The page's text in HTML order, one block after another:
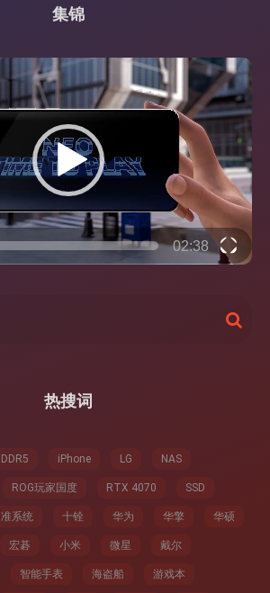
集锦
02:38
搜
索
热搜词
DDR5 iPhone LG NAS
ROG玩家国度 RTX 4070 SSD
准系统 十铨 华为 华擎 华硕
宏碁 小米 微星 戴尔
智能手表 海盗船 游戏本